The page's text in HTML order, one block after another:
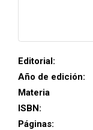
Editorial:
Año de edición:
Materia
ISBN:
Páginas: